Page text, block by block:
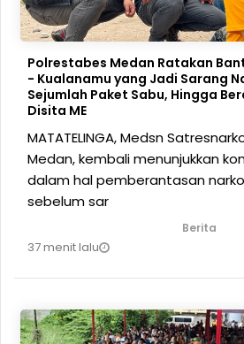
Polrestabes Medan Ratakan
- Kualanamu yang Jadi Sarang
Sejumlah Paket Sabu, Hingga
Disita ME
MATATELINGA, Medsn
Medan, kembali menunjukkan
dalam hal pemberantasan
sebelum sar
Berita
37 menit lalu